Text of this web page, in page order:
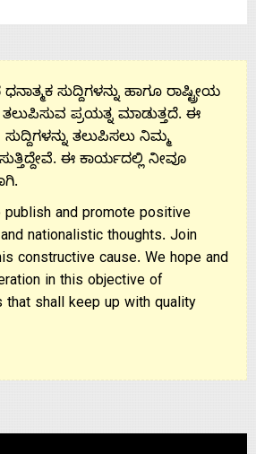
ಸುದ್ದಿಗಳನ್ನು ಹಾಗೂ ರಾಷ್ಟ್ರೀಯ
ಪ್ರಯತ್ನ ಮಾಡುತ್ತದೆ. ಈ
ತಲುಪಿಸಲು ನಿಮ್ಮ
ಈ ಕಾರ್ಯದಲ್ಲಿ ನೀವೂ
and promote positive
nationalistic thoughts. Join
constructive cause. We hope and
in this objective of
that shall keep up with quality